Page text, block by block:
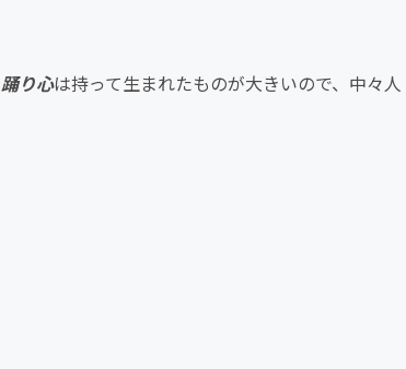
踊り心は持って生まれたものが大きいので、中々人